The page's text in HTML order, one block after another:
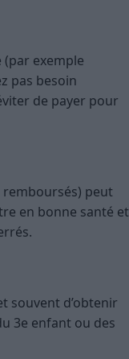
exemple
pas besoin
de payer pour
peut
en bonne santé et
souvent d’obtenir
3e enfant ou des